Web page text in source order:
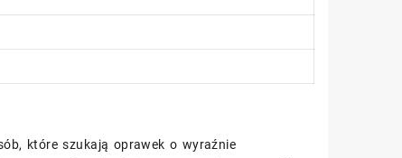
które szukają oprawek o wyraźnie